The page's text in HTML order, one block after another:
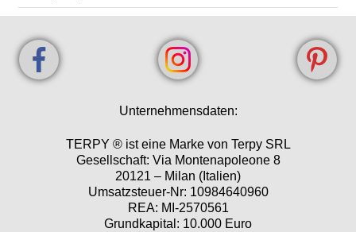
Unternehmensdaten:
TERPY ® ist eine Marke von Terpy SRL
Gesellschaft: Via Montenapoleone 8
20121 – Milan (Italien)
Umsatzsteuer-Nr: 10984640960
REA: MI-2570561
Grundkapital: 10.000 Euro